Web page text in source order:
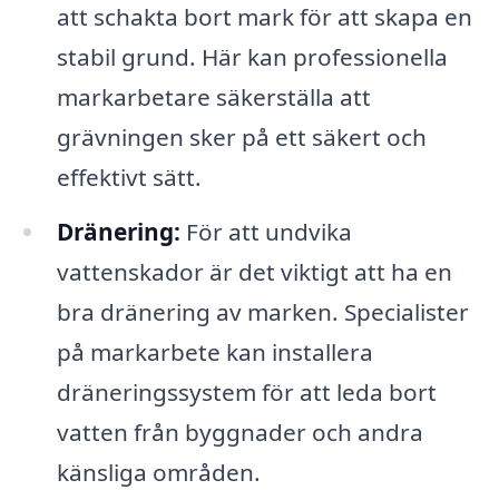
att schakta bort mark för att skapa en
stabil grund. Här kan professionella
markarbetare säkerställa att
grävningen sker på ett säkert och
effektivt sätt.
Dränering: För att undvika
vattenskador är det viktigt att ha en
bra dränering av marken. Specialister
på markarbete kan installera
dräneringssystem för att leda bort
vatten från byggnader och andra
känsliga områden.